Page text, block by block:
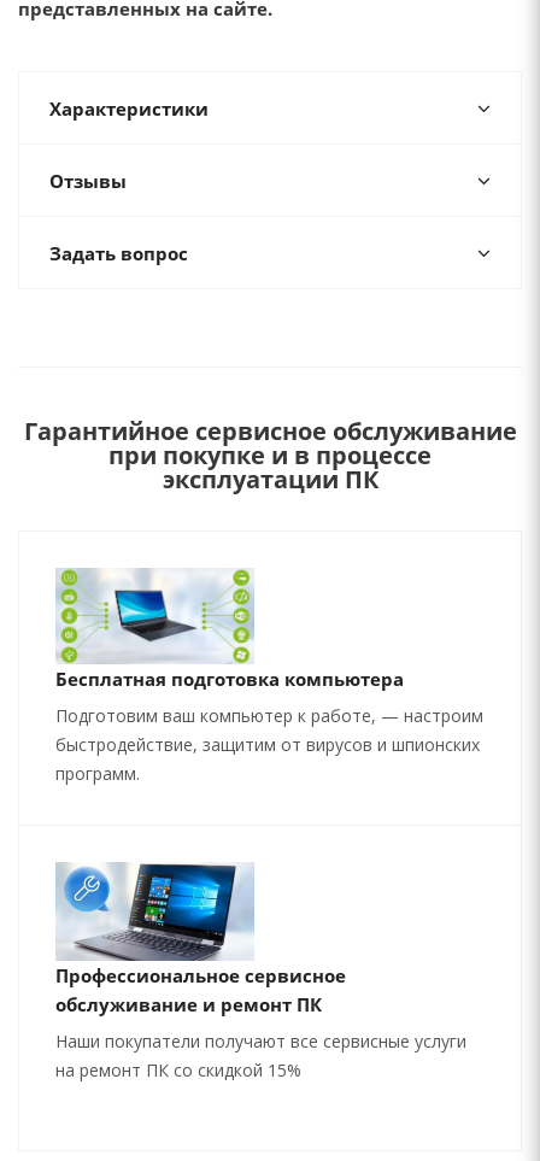
представленных на сайте.
Характеристики
Отзывы
Задать вопрос
Гарантийное сервисное обслуживание
при покупке и в процессе
эксплуатации ПК
Бесплатная подготовка компьютера
Подготовим ваш компьютер к работе, — настроим
быстродействие, защитим от вирусов и шпионских
программ.
Профессиональное сервисное
обслуживание и ремонт ПК
Наши покупатели получают все сервисные услуги
на ремонт ПК со скидкой 15%